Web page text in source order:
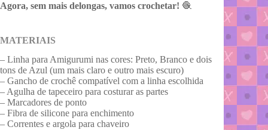
Agora, sem mais delongas, vamos crochetar! 🧶
MATERIAIS
– Linha para Amigurumi nas cores: Preto, Branco e dois
tons de Azul (um mais claro e outro mais escuro)
– Gancho de crochê compatível com a linha escolhida
– Agulha de tapeceiro para costurar as partes
– Marcadores de ponto
– Fibra de silicone para enchimento
– Correntes e argola para chaveiro